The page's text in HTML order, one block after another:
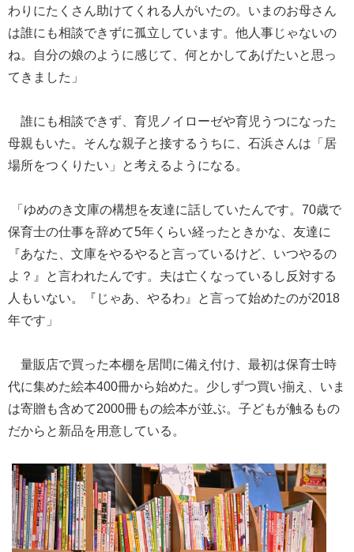
わりにたくさん助けてくれる人がいたの。いまのお母さん
は誰にも相談できずに孤立しています。他人事じゃないの
ね。自分の娘のように感じて、何とかしてあげたいと思っ
てきました」
誰にも相談できず、育児ノイローゼや育児うつになった
母親もいた。そんな親子と接するうちに、石浜さんは「居
場所をつくりたい」と考えるようになる。
「ゆめのき文庫の構想を友達に話していたんです。70歳で
保育士の仕事を辞めて5年くらい経ったときかな、友達に
『あなた、文庫をやるやると言っているけど、いつやるの
よ？』と言われたんです。夫は亡くなっているし反対する
人もいない。『じゃあ、やるわ』と言って始めたのが2018
年です」
量販店で買った本棚を居間に備え付け、最初は保育士時
代に集めた絵本400冊から始めた。少しずつ買い揃え、いま
は寄贈も含めて2000冊もの絵本が並ぶ。子どもが触るもの
だからと新品を用意している。